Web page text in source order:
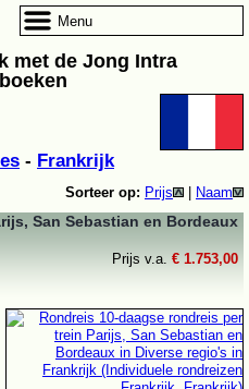
met de Jong Intra
- Frankrijk
Sorteer op: Prijs Naam
San Sebastian en Bordeaux
Prijs v.a. € 1.753,00
Menu